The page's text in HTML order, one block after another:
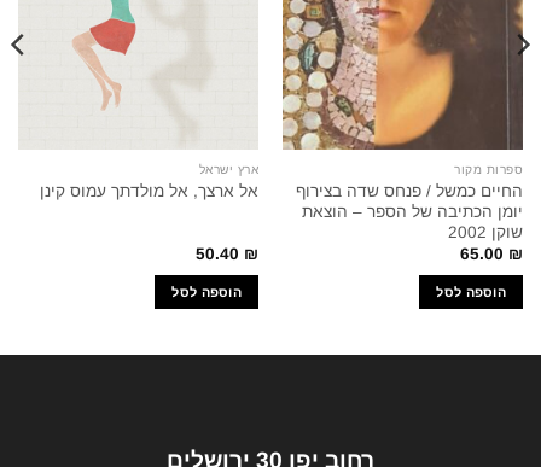
ספרות מקור
החיים כמשל / פנחס שדה בצירוף
יומן הכתיבה של הספר – הוצאת
שוקן 2002
65.00 ₪
הוספה לסל
ארץ ישראל
אל ארצך, אל מולדתך עמוס קינן
50.40 ₪
הוספה לסל
רחוב יפו 30 ירושלים